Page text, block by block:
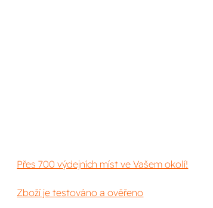
Přes 700 výdejních míst ve Vašem okolí!
Zboží je testováno a ověřeno